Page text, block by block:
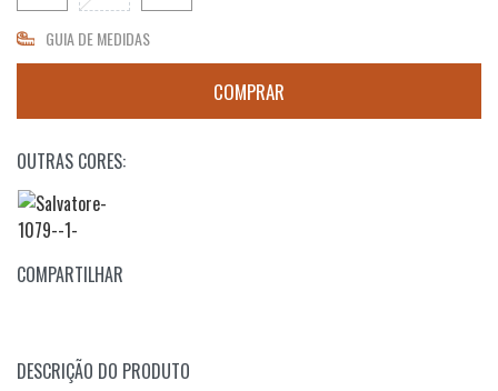
GUIA DE MEDIDAS
OUTRAS CORES:
COMPARTILHAR
DESCRIÇÃO DO PRODUTO